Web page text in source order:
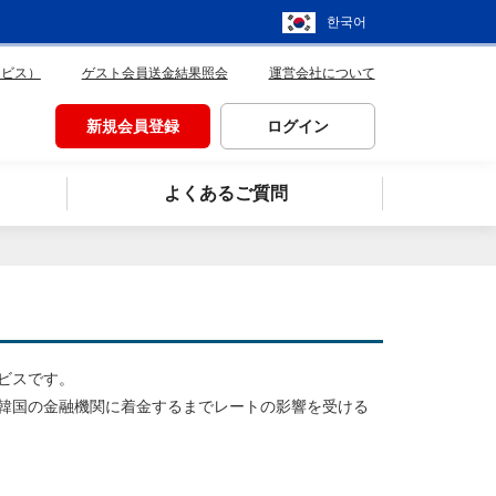
한국어
ス） ゲスト会員送金結果照会 運営会社について
新規会員登録 ログイン
よくあるご質問
スです。
の金融機関に着金するまでレートの影響を受ける